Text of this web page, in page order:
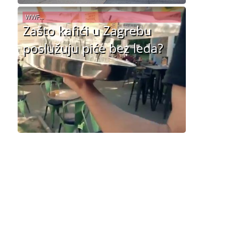
Zašto kafići u Zagrebu
poslužuju piće bez leda?
WWF...